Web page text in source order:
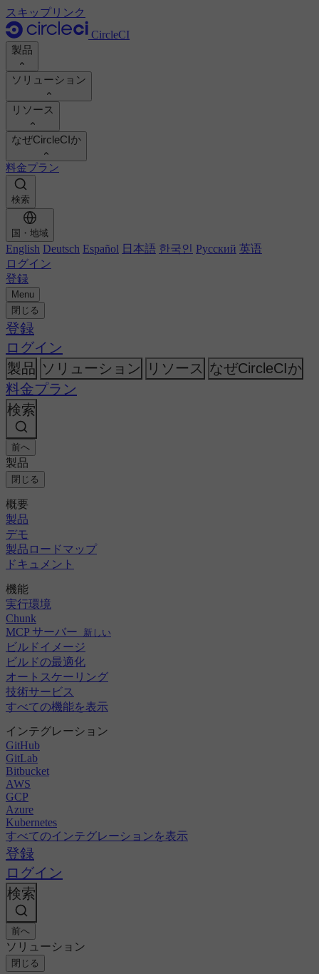
スキップリンク
CircleCI
製品
製品
デモ
製品ロードマップ
ドキュメント
実行環境
Chunk
MCP サーバー
ビルドイメージ
ビルドの最適化
オートスケーリング
技術サービス
GitHub
GitLab
Bitbucket
AWS
GCP
Azure
Kubernetes
ソリューション
開発者
プラットフォームエンジニア
セキュリティ・エンジニア
エンジニアリングマネージャー
ビジネスリーダー
AIエージェント
オートメーション
継続的インテグレーション
モバイル
AI
リリース・オーケストレーション
セキュリティ＆コンプライアンス
エンタープライズ
中小企業
スタートアップ
リソース
ドキュメント
サポートポータル
Orbsレジストリ
イメージレジストリ
お客様事例
レポート＆ガイド
ポッドキャスト
ブログ
トピック
変更履歴
イベント
ディスカッション・フォーラム
オープンソース
なぜCircleCIか
ROI を計算
開発生産性の向上
チームのベンチマーク
お客様の成功事例を見る
CircleCI vs GitHub Actions
CircleCI vs Harness
CircleCI vs Harness
CircleCI vs Jenkins
CircleCI vs Bitrise
会社概要
採用情報
パートナー
ニュースルーム
料金プラン
検索
国・地域
English Deutsch Español 日本語 한국인 Русский 英语
ログイン
登録
Menu
閉じる
登録
ログイン
製品 ソリューション リソース なぜCircleCIか
料金プラン
検索
前へ
製品
閉じる
概要
製品
デモ
製品ロードマップ
ドキュメント
機能
実行環境
Chunk
MCP サーバー
新しい
ビルドイメージ
ビルドの最適化
オートスケーリング
技術サービス
すべての機能を表示
インテグレーション
GitHub
GitLab
Bitbucket
AWS
GCP
Azure
Kubernetes
すべてのインテグレーションを表示
登録
ログイン
検索
前へ
ソリューション
閉じる